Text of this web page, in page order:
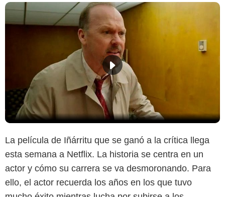
La película de Iñárritu que se ganó a la crítica llega
esta semana a Netflix. La historia se centra en un
actor y cómo su carrera se va desmoronando. Para
ello, el actor recuerda los años en los que tuvo